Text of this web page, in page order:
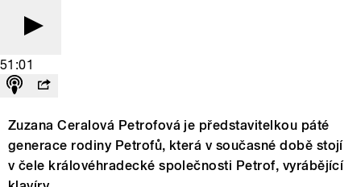
51:01
Zuzana Ceralová Petrofová je představitelkou páté
generace rodiny Petrofů, která v současné době stojí
v čele královéhradecké společnosti Petrof, vyrábějící